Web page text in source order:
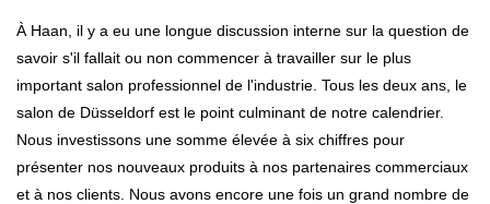
À Haan, il y a eu une longue discussion interne sur la question de
savoir s'il fallait ou non commencer à travailler sur le plus
important salon professionnel de l'industrie. Tous les deux ans, le
salon de Düsseldorf est le point culminant de notre calendrier.
Nous investissons une somme élevée à six chiffres pour
présenter nos nouveaux produits à nos partenaires commerciaux
et à nos clients. Nous avons encore une fois un grand nombre de